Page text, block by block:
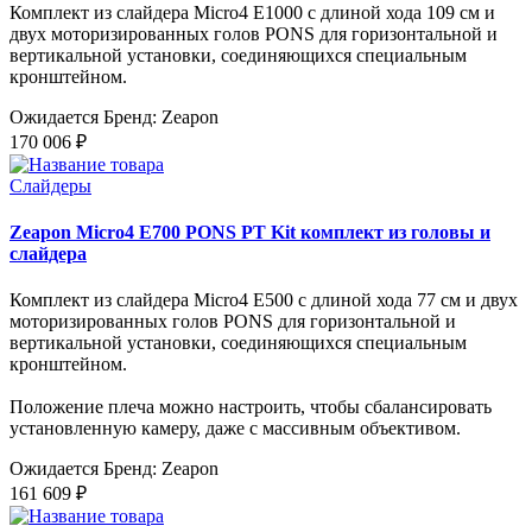
Комплект из слайдера Micro4 E1000 с длиной хода 109 см и
двух моторизированных голов PONS для горизонтальной и
вертикальной установки, соединяющихся специальным
кронштейном.
Ожидается Бренд: Zeapon
170 006 ₽
Слайдеры
Zeapon Micro4 E700 PONS PT Kit комплект из головы и
слайдера
Комплект из слайдера Micro4 E500 с длиной хода 77 см и двух
моторизированных голов PONS для горизонтальной и
вертикальной установки, соединяющихся специальным
кронштейном.
Положение плеча можно настроить, чтобы сбалансировать
установленную камеру, даже с массивным объективом.
Ожидается Бренд: Zeapon
161 609 ₽